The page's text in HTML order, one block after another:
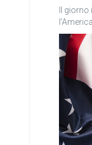
Il
l’America